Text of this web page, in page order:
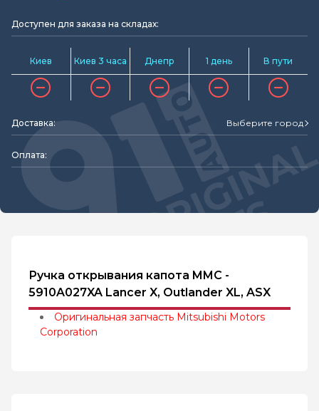
Доступен для заказа на складах:
Киев Киев 3 часа Днепр 1 день В пути
Доставка: Выберите город
Оплата:
Ручка открывания капота MMC -
5910A027XA Lancer X, Outlander XL, ASX
Оригинальная запчасть Mitsubishi Motors
Corporation